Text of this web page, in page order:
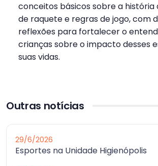
conceitos básicos sobre a história
de raquete e regras de jogo, com
reflexões para fortalecer o
crianças sobre o impacto desses
suas vidas.
Outras notícias
29/6/2026
Esportes na Unidade Higienópolis